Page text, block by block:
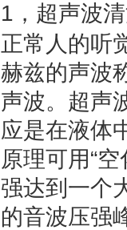
1， 超声波
正常人的听
赫兹的声波
声波。超声
应是在液体
原理可用“
强达到一个
的音波压强